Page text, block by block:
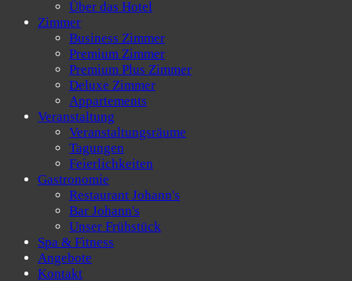
Über das Hotel
Zimmer
Business Zimmer
Premium Zimmer
Premium Plus Zimmer
Deluxe Zimmer
Appartements
Veranstaltung
Veranstaltungsräume
Tagungen
Feierlichkeiten
Gastronomie
Restaurant Johann's
Bar Johann's
Unser Frühstück
Spa & Fitness
Angebote
Kontakt